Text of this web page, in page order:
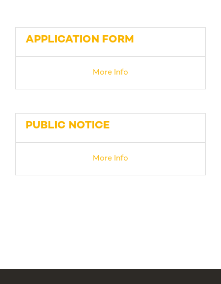
APPLICATION FORM
More Info
PUBLIC NOTICE
More Info